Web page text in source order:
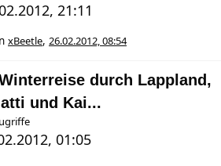
21:11
xBeetle, 26.02.2012, 08:54
durch Lappland,
und Kai...
01:05